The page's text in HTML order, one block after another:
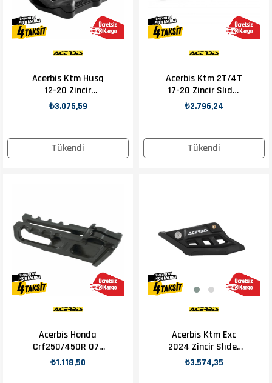
Tükendi
Acerbis Ktm Husq
12-20 Zincir
Kılavuzu Siyah
₺3.075,59
Tükendi
Acerbis Ktm 2T/4T
17-20 Zincir Slıder
Siyah
₺2.796,24
Acerbis Honda
Crf250/450R 07-
18 Zincir Klavuzu
₺1.118,50
Acerbis Ktm Exc
2024 Zincir Slıder
Siyah
₺3.574,35